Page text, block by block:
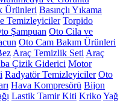
Ürünleri Basınçlı Yıkama
Temizleyiciler Torpido
Şampuan Oto Cila ve
Oto Cam Bakım Ürünleri
Araç Temizlik Seti Araç
Çizik Giderici Motor
Radyatör Temizleyiciler Oto
Hava Kompresörü Bijon
Lastik Tamir Kiti KrikoYağ